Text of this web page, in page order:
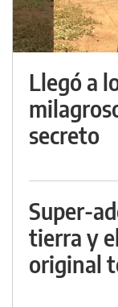
Llegó a
secreto
Super-
tierra y
original